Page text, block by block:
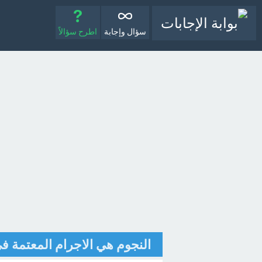
سؤال وإجابة اطرح سؤالاً
النجوم هي الاجرام المعتمة